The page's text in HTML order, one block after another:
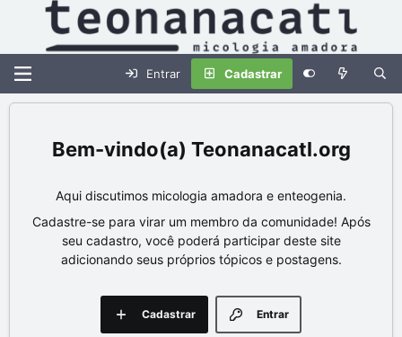
Entrar Cadastrar
Teonanacatl.org
Aqui discutimos micologia amadora e enteogenia.
Cadastre-se para virar um membro da comunidade! Após
seu cadastro, você poderá participar deste site
adicionando seus próprios tópicos e postagens.
Entrar
Cadastrar